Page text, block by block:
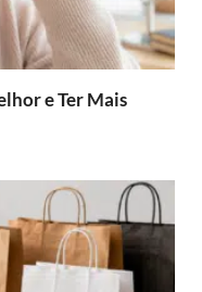
e Ter Mais